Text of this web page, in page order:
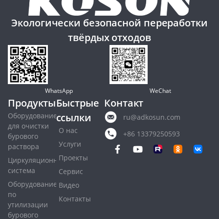
Экологически безопасной переработки
твёрдых отходов
WhatsApp WeChat
Продукты
Оборудование
для очистки
бурового
раствора
Циркуляционная
система
Оборудование
по
утилизации
бурового
Быстрые
ссылки
О нас
Услуги
Проекты
Сервис
Видео
Контакты
Контакт
ru@adkosun.com
+86 13379250593